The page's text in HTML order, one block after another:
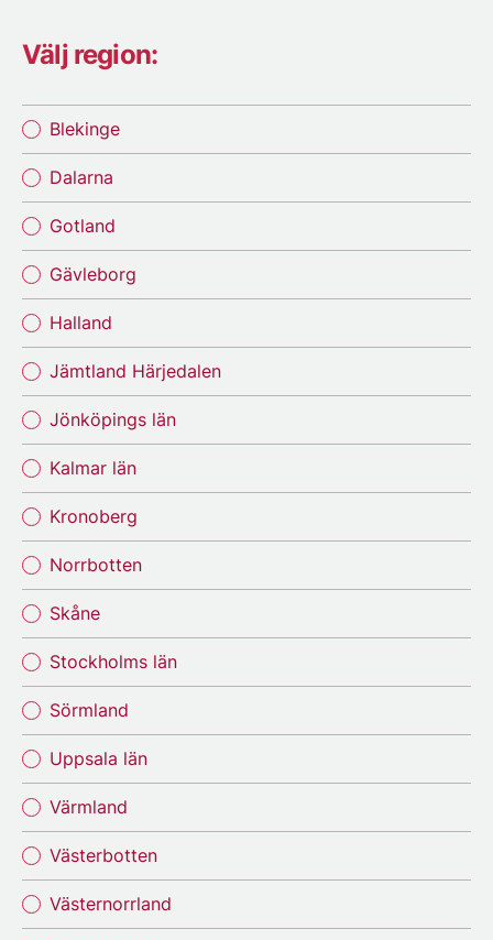
Välj region:
Blekinge
Dalarna
Gotland
Gävleborg
Halland
Jämtland Härjedalen
Jönköpings län
Kalmar län
Kronoberg
Norrbotten
Skåne
Stockholms län
Sörmland
Uppsala län
Värmland
Västerbotten
Västernorrland